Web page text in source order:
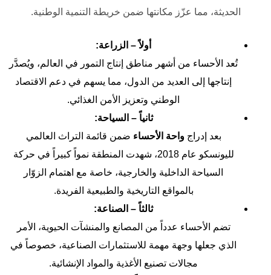
الحديثة، مما عزّز مكانتها ضمن خريطة التنمية الوطنية.
أولاً – الزراعة:
تُعد الأحساء من أشهر مناطق إنتاج التمور في العالم، ويُصدَّر
إنتاجها إلى العديد من الدول، مما يسهم في دعم الاقتصاد
الوطني وتعزيز الأمن الغذائي.
ثانياً – السياحة:
بعد إدراجواحة الأحساء ضمن قائمة التراث العالمي
لليونسكو عام 2018، شهدت المنطقة نمواً كبيراً في حركة
السياحة الداخلية والخارجية، خاصة مع اهتمام الزوّار
بالمواقع التاريخية والطبيعية الفريدة.
ثالثاً – الصناعة:
تضم الأحساء عدداً من المصانع والمنشآت الحيوية، الأمر
الذي جعلها وجهة مهمة للاستثمارات الصناعية، خصوصاً في
مجالات تصنيع الأغذية والمواد الإنشائية.